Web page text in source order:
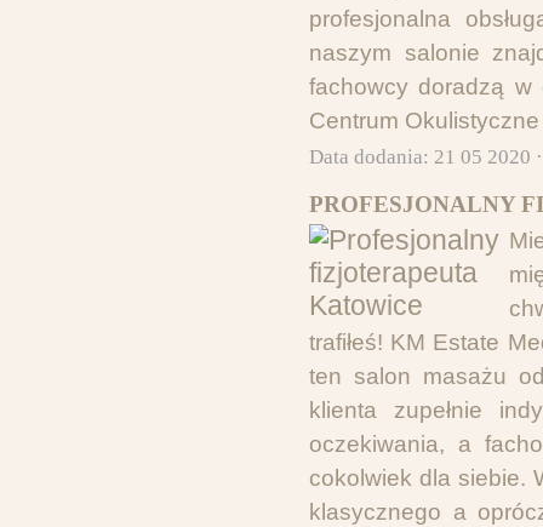
profesjonalna
naszym salonie
fachowcy doradzą w
Centrum
Data dodania: 21 05 2020
PROFESJONALNY
trafiłeś! KM Estate
ten salon masażu
klienta zupełnie
oczekiwania, a
cokolwiek dla siebie.
klasycznego a